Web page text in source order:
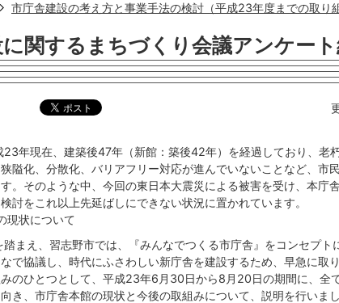
市庁舎建設の考え方と事業手法の検討（平成23年度までの取り組
関するまちづくり会議アンケー
23年現在、建築後47年（新館：築後42年）を経過しており、老
隘化、分散化、バリアフリー対応が進んでいないことなど、市
。そのような中、今回の東日本大震災による被害を受け、本庁
討をこれ以上先延ばしにできない状況に置かれています。
現状について
踏まえ、習志野市では、『みんなでつくる市庁舎』をコンセプト
で協議し、時代にふさわしい新庁舎を建設するため、早急に取
のひとつとして、平成23年6月30日から8月20日の期間に、全
き、市庁舎本館の現状と今後の取組みについて、説明を行いま